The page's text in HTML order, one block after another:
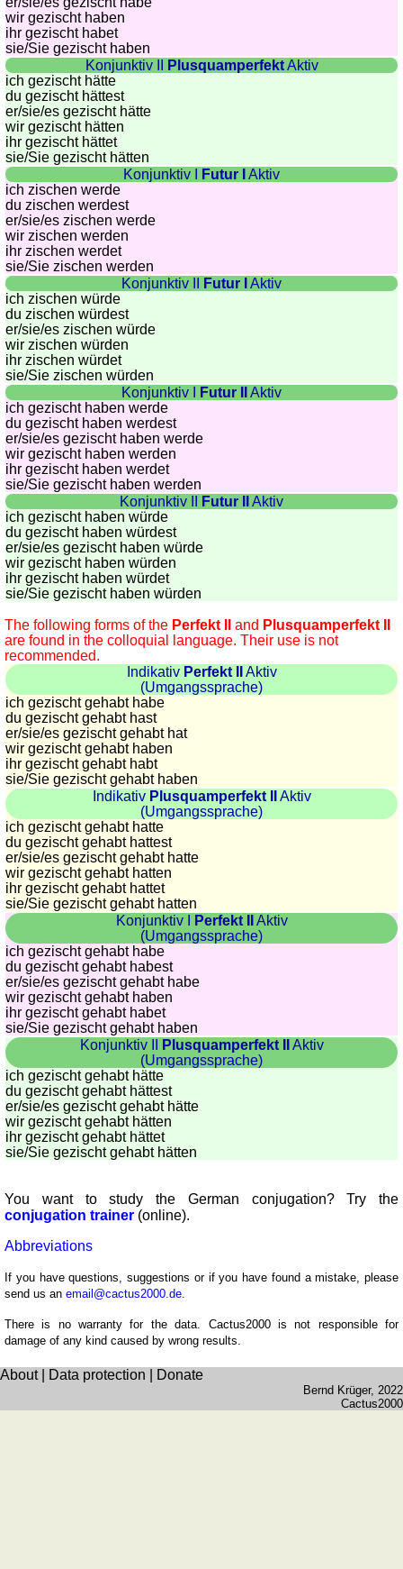
Find
the
difference
Math
trainer
Puzzle
wir gezischt haben
ihr gezischt habet
sie/Sie gezischt haben
Konjunktiv II
PlusquamperfektAktiv
ich gezischt hätte
du gezischt hättest
er/sie/es gezischt hätte
wir gezischt hätten
ihr gezischt hättet
sie/Sie gezischt hätten
Konjunktiv I
Futur I
Aktiv
ich zischen werde
du zischen werdest
er/sie/es zischen werde
wir zischen werden
ihr zischen werdet
sie/Sie zischen werden
Konjunktiv II
Futur I
Aktiv
ich zischen würde
du zischen würdest
er/sie/es zischen würde
wir zischen würden
ihr zischen würdet
sie/Sie zischen würden
Konjunktiv I
Futur II
Aktiv
ich gezischt haben werde
du gezischt haben werdest
er/sie/es gezischt haben werde
wir gezischt haben werden
ihr gezischt haben werdet
sie/Sie gezischt haben werden
Konjunktiv II
Futur II
Aktiv
ich gezischt haben würde
du gezischt haben würdest
er/sie/es gezischt haben würde
wir gezischt haben würden
ihr gezischt haben würdet
sie/Sie gezischt haben würden
The following forms of the Perfekt II and Plusquamperfekt II
are found in the colloquial language. Their use is not
recommended.
Indikativ Perfekt II
Aktiv
(Umgangssprache)
ich gezischt gehabt habe
du gezischt gehabt hast
er/sie/es gezischt gehabt hat
wir gezischt gehabt haben
ihr gezischt gehabt habt
sie/Sie gezischt gehabt haben
Indikativ Plusquamperfekt II
Aktiv
(Umgangssprache)
ich gezischt gehabt hatte
du gezischt gehabt hattest
er/sie/es gezischt gehabt hatte
wir gezischt gehabt hatten
ihr gezischt gehabt hattet
sie/Sie gezischt gehabt hatten
Konjunktiv I
Perfekt II
Aktiv
(Umgangssprache)
ich gezischt gehabt habe
du gezischt gehabt habest
er/sie/es gezischt gehabt habe
wir gezischt gehabt haben
ihr gezischt gehabt habet
sie/Sie gezischt gehabt haben
Konjunktiv II
Plusquamperfekt II
Aktiv
(Umgangssprache)
ich gezischt gehabt hätte
du gezischt gehabt hättest
er/sie/es gezischt gehabt hätte
wir gezischt gehabt hätten
ihr gezischt gehabt hättet
sie/Sie gezischt gehabt hätten
You want to study the German conjugation? Try the
conjugation trainer (online).
Abbreviations
If you have questions, suggestions or if you have found a mistake, please
send us an email@cactus2000.de.
There is no warranty for the data. Cactus2000 is not responsible for
damage of any kind caused by wrong results.
About| Data protection Donate
Bernd Krüger, 2022
Cactus2000